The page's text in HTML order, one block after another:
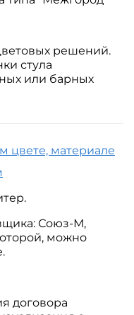
решений.
стула
или барных
цвете, материале
Союз-М,
можно
договора